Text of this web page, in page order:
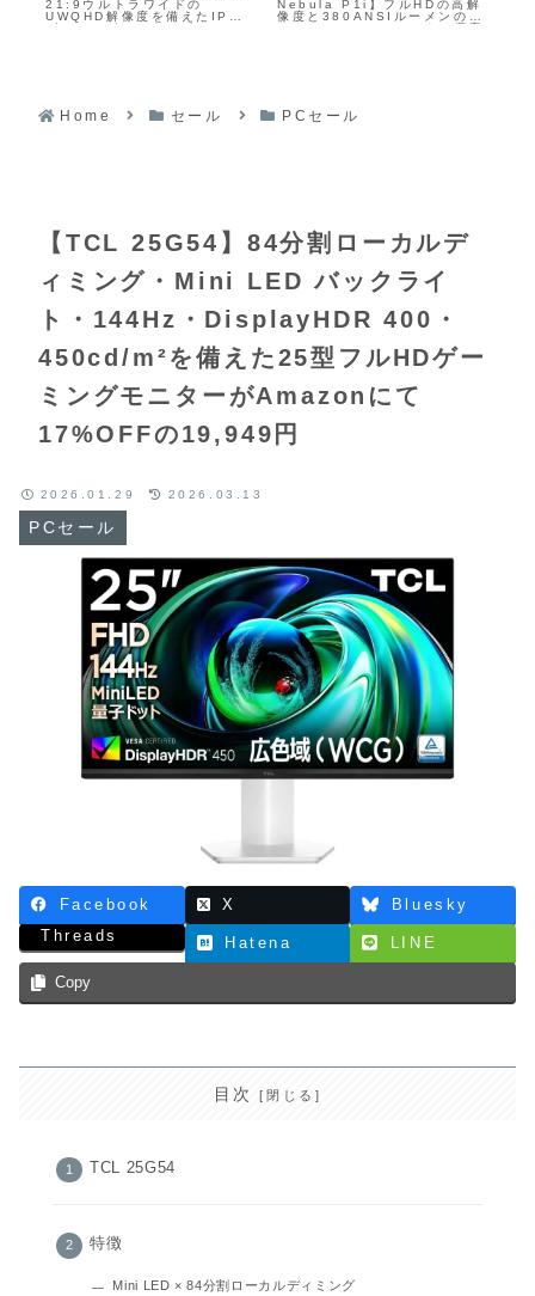
21:9ウルトラワイドの
UWQHD解像度を備えたIPS
ゲーミングモニターが
Nebula P1i】フルHDの高解
像度と380ANSIルーメンの明
るさ、Google TVによる豊富
Home セール PCセール
【TCL 25G54】84分割ローカルデ
ィミング・Mini LED バックライ
ト・144Hz・DisplayHDR 400・
450cd/m²を備えた25型フルHDゲー
ミングモニターがAmazonにて
17%OFFの19,949円
PCセール
2026.01.29 2026.03.13
Facebook X
Bluesky
Threads
Hatena LINE
Copy
目次
TCL 25G54
特徴
Mini LED × 84分割ローカルディミング